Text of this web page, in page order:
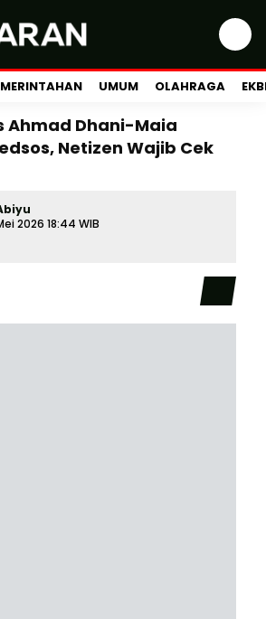
UMUM OLAHRAGA
Ahmad Dhani-Maia
Netizen Wajib Cek
2026 18:44 WIB